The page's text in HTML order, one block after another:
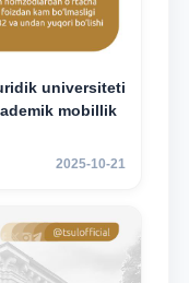
universiteti
mobillik
2025-10-21